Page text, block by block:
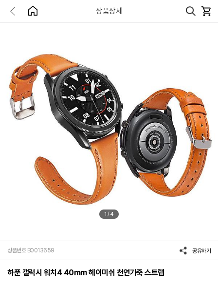
상품상세
1 /4
상품번호 B0013659 공유하기
하푼 갤럭시 워치4 40mm 헤이미쉬 천연가죽 스트랩